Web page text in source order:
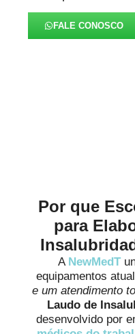
FALE CONOSCO
Por que
para
A NewMedT
equipamentos
e um atendimento
Laudo de
desenvolvido por